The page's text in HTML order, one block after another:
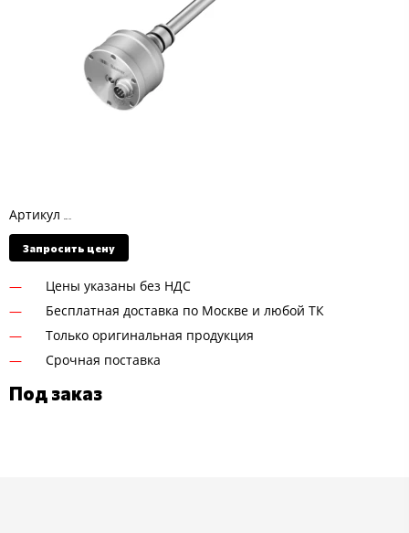
Артикул
Запросить цену
Цены указаны без НДС
Бесплатная доставка по Москве и любой ТК
Только оригинальная продукция
Срочная поставка
Под заказ